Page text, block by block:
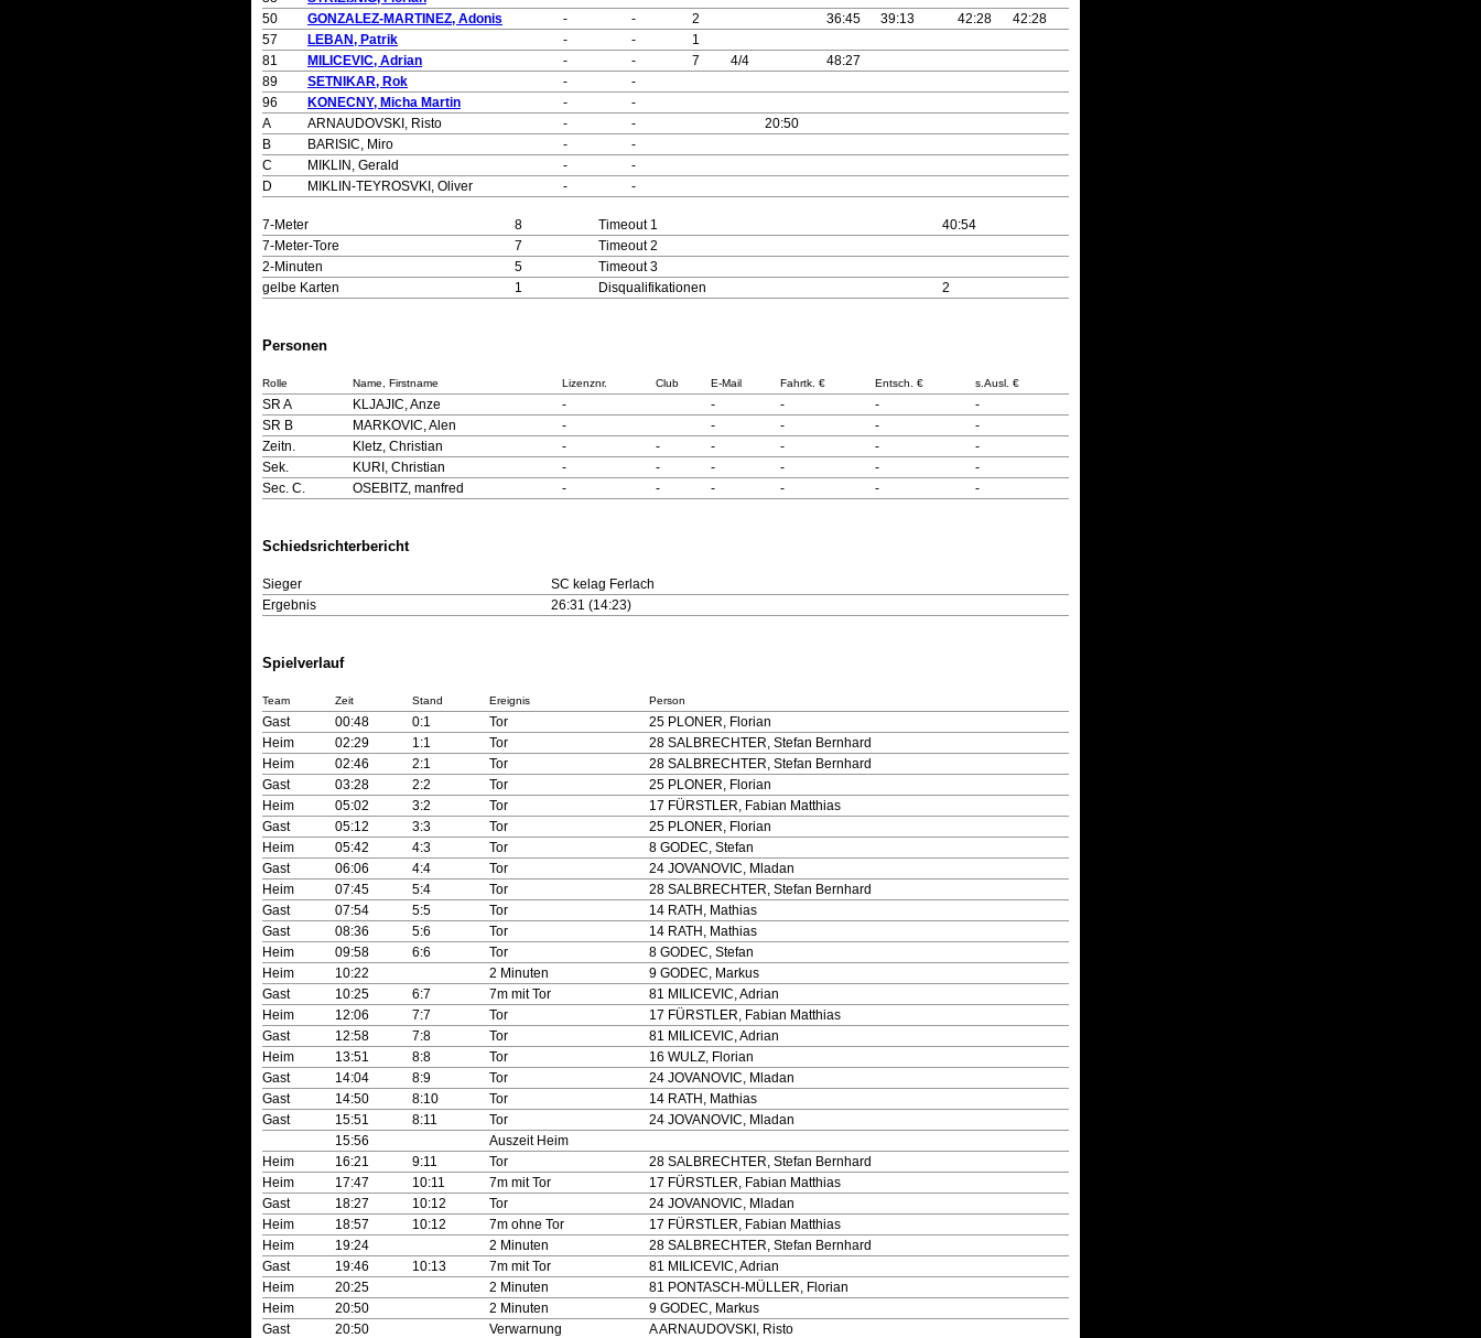
50
GONZALEZ-MARTINEZ, Adonis - - 2 36:45 39:13 42:28
42:28
57
LEBAN, Patrik - -
1
81
MILICEVIC, Adrian - - 7 4/4
48:27
89
SETNIKAR, Rok -
-
96
KONECNY, Micha Martin -
-
A
ARNAUDOVSKI, Risto - -
20:50
B
BARISIC, Miro -
-
C
MIKLIN, Gerald -
-
D
MIKLIN-TEYROSVKI, Oliver - -
7-Meter 8 Timeout 1
40:54
7-Meter-Tore
7
Timeout 2
2-Minuten
5
Timeout 3
gelbe Karten
1 Disqualifikationen 2
Personen
Rolle Name, Firstname Lizenznr. Club E-Mail Fahrtk. € Entsch. € s.Ausl. €
SR A KLJAJIC, Anze - - - -
-
SR B
MARKOVIC, Alen - - - -
-
Zeitn.
Kletz, Christian - - - - -
-
Sek.
KURI, Christian - - - - -
-
Sec. C.
OSEBITZ, manfred - - - - - -
Schiedsrichterbericht
Sieger
SC kelag Ferlach
Ergebnis
26:31 (14:23)
Spielverlauf
Team Zeit Stand Ereignis Person
Gast 00:48 0:1 Tor
25 PLONER, Florian
Heim
02:29 1:1 Tor
28 SALBRECHTER, Stefan Bernhard
Heim
02:46 2:1 Tor
28 SALBRECHTER, Stefan Bernhard
Gast
03:28 2:2 Tor
25 PLONER, Florian
Heim
05:02 3:2 Tor
17 FÜRSTLER, Fabian Matthias
Gast
05:12 3:3 Tor
25 PLONER, Florian
Heim
05:42 4:3 Tor
8 GODEC, Stefan
Gast
06:06 4:4 Tor
24 JOVANOVIC, Mladan
Heim
07:45 5:4 Tor
28 SALBRECHTER, Stefan Bernhard
Gast
07:54 5:5 Tor
14 RATH, Mathias
Gast
08:36 5:6 Tor
14 RATH, Mathias
Heim
09:58 6:6 Tor
8 GODEC, Stefan
Heim
10:22 2 Minuten
9 GODEC, Markus
Gast
10:25 6:7 7m mit Tor
81 MILICEVIC, Adrian
Heim
12:06 7:7 Tor
17 FÜRSTLER, Fabian Matthias
Gast
12:58 7:8 Tor
81 MILICEVIC, Adrian
Heim
13:51 8:8 Tor
16 WULZ, Florian
Gast
14:04 8:9 Tor
24 JOVANOVIC, Mladan
Gast
14:50 8:10 Tor
14 RATH, Mathias
Gast
15:51 8:11 Tor
24 JOVANOVIC, Mladan
15:56
Auszeit Heim
Heim
16:21 9:11 Tor
28 SALBRECHTER, Stefan Bernhard
Heim
17:47 10:11 7m mit Tor
17 FÜRSTLER, Fabian Matthias
Gast
18:27 10:12 Tor
24 JOVANOVIC, Mladan
Heim
18:57 10:12 7m ohne Tor
17 FÜRSTLER, Fabian Matthias
Heim
19:24 2 Minuten
28 SALBRECHTER, Stefan Bernhard
Gast
19:46 10:13 7m mit Tor
81 MILICEVIC, Adrian
Heim
20:25 2 Minuten
81 PONTASCH-MÜLLER, Florian
Heim
20:50 2 Minuten
9 GODEC, Markus
Gast
20:50 Verwarnung
A ARNAUDOVSKI, Risto